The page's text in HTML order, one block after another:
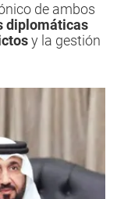
de ambos
diplomáticas
y la gestión